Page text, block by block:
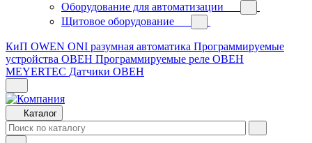
Оборудование для автоматизации
Щитовое оборудование
КиП OWEN ONI разумная автоматика Программируемые
устройства ОВЕН Программируемые реле ОВЕН
MEYERTEC Датчики ОВЕН
Каталог